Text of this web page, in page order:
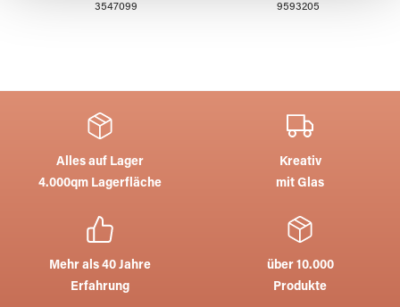
gesammelt haben.
3547099 9593205
Alles auf Lager
4.000qm Lagerfläche
Kreativ
mit Glas
Mehr als 40 Jahre
Erfahrung
über 10.000
Produkte